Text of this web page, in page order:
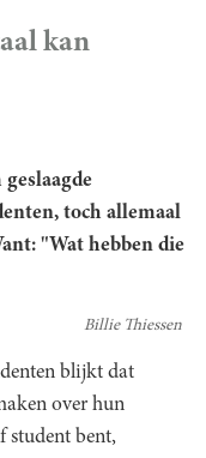
kan
toch allemaal
"Wat hebben die
Billie Thiessen
blijkt dat
over hun
student bent,